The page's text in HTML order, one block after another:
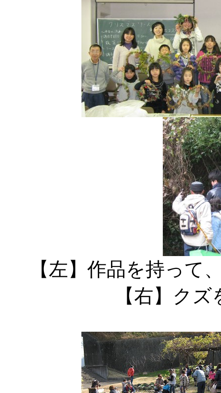
【左】作品
【右】ク